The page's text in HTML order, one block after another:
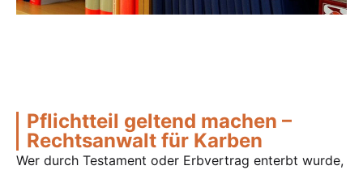
Pflichtteil geltend machen –
Rechtsanwalt für Karben
Wer durch Testament oder Erbvertrag enterbt wurde,